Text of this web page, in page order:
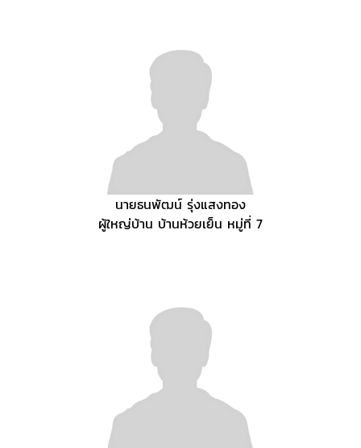
นายธนพัฒน์ รุ่งแสงทอง
ผู้ใหญ่บ้าน บ้านห้วยเย็น หมู่ที่ 7